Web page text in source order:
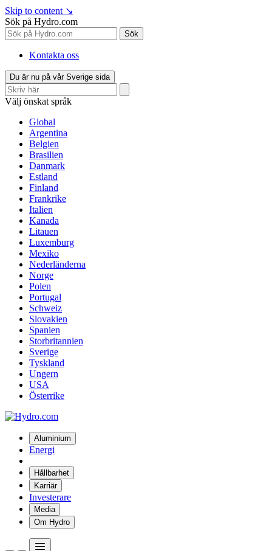
Skip to content ↘
Sök på Hydro.com
Sök
Kontakta oss
Du är nu på vår Sverige sida
Välj önskat språk
Global
Argentina
Belgien
Brasilien
Danmark
Estland
Finland
Frankrike
Italien
Kanada
Litauen
Luxemburg
Mexiko
Nederländerna
Norge
Polen
Portugal
Schweiz
Slovakien
Spanien
Storbritannien
Sverige
Tyskland
Ungern
USA
Österrike
Aluminium
Energi
Hållbarhet
Karriär
Investerare
Media
Om Hydro